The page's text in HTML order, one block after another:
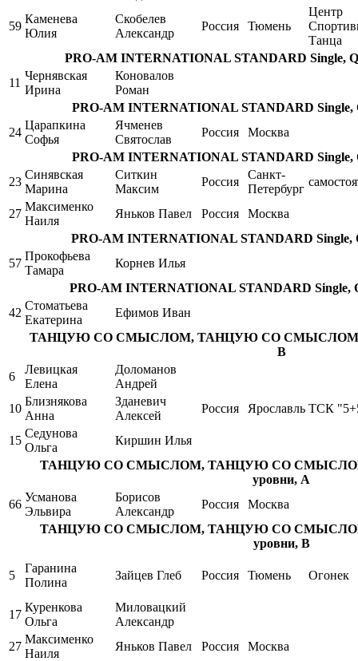
59
Каменева
Юлия
Скобелев
Александр
Россия Тюмень
Центр
Танца
PRO-AM INTERNATIONAL STANDARD Single,
11
Чернявская
Ирина
Коновалов
Роман
PRO-AM INTERNATIONAL STANDARD Single,
24
Царапкина
Софья
Ячменев
Святослав
Россия
Москва
PRO-AM INTERNATIONAL STANDARD Single,
23
Синявская
Марина
Ситкин
Максим
Россия
Санкт-
Петербург
27
Максименко
Наиля
Яньков Павел Россия
Москва
PRO-AM INTERNATIONAL STANDARD Single,
57
Прокофьева
Тамара
Корнев Илья
PRO-AM INTERNATIONAL STANDARD Single,
42
Стоматьева
Екатерина
Ефимов Иван
ТАНЦУЮ СО СМЫСЛОМ, ТАНЦУЮ СО СМЫСЛОМ /
B
6
Левицкая
Елена
Доломанов
Андрей
10
Близнякова
Анна
Зданевич
Алексей
Россия Ярославль ТСК
15
Седунова
Ольга
Киршин Илья
ТАНЦУЮ СО СМЫСЛОМ, ТАНЦУЮ СО СМЫСЛОМ /
уровни, A
66
Усманова
Эльвира
Борисов
Александр
Россия
Москва
ТАНЦУЮ СО СМЫСЛОМ, ТАНЦУЮ СО СМЫСЛОМ /
уровни, B
5
Гаранина
Полина
Зайцев Глеб Россия Тюмень Огонек
17
Куренкова
Ольга
Миловацкий
Александр
27
Максименко
Наиля
Яньков Павел Россия Москва